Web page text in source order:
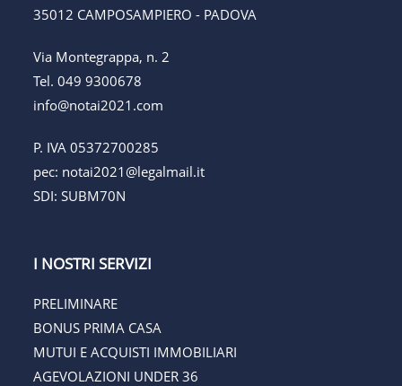
35012 CAMPOSAMPIERO - PADOVA
Via Montegrappa, n. 2
Tel.049 9300678
info@notai2021.com
P. IVA 05372700285
pec: notai2021@legalmail.it
SDI: SUBM70N
I NOSTRI SERVIZI
PRELIMINARE
BONUS PRIMA CASA
MUTUI E ACQUISTI IMMOBILIARI
AGEVOLAZIONI UNDER 36